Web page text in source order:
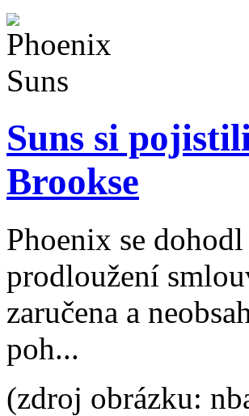
Suns si
Brookse
Phoenix se
prodloužení
zaručena a
poh...
(zdroj obrázku: